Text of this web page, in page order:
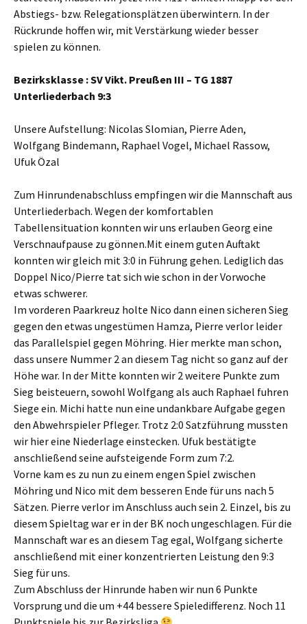
Abstiegs- bzw. Relegationsplätzen überwintern. In der
Rückrunde hoffen wir, mit Verstärkung wieder besser
spielen zu können.
Bezirksklasse : SV Vikt. Preußen III – TG 1887
Unterliederbach 9:3
Unsere Aufstellung: Nicolas Slomian, Pierre Aden,
Wolfgang Bindemann, Raphael Vogel, Michael Rassow,
Ufuk Özal
Zum Hinrundenabschluss empfingen wir die Mannschaft aus
Unterliederbach. Wegen der komfortablen
Tabellensituation konnten wir uns erlauben Georg eine
Verschnaufpause zu gönnen.Mit einem guten Auftakt
konnten wir gleich mit 3:0 in Führung gehen. Lediglich das
Doppel Nico/Pierre tat sich wie schon in der Vorwoche
etwas schwerer.
Im vorderen Paarkreuz holte Nico dann einen sicheren Sieg
gegen den etwas ungestümen Hamza, Pierre verlor leider
das Parallelspiel gegen Möhring. Hier merkte man schon,
dass unsere Nummer 2 an diesem Tag nicht so ganz auf der
Höhe war. In der Mitte konnten wir 2 weitere Punkte zum
Sieg beisteuern, sowohl Wolfgang als auch Raphael fuhren
Siege ein. Michi hatte nun eine undankbare Aufgabe gegen
den Abwehrspieler Pfleger. Trotz 2:0 Satzführung mussten
wir hier eine Niederlage einstecken. Ufuk bestätigte
anschließend seine aufsteigende Form zum 7:2.
Vorne kam es zu nun zu einem engen Spiel zwischen
Möhring und Nico mit dem besseren Ende für uns nach 5
Sätzen. Pierre verlor im Anschluss auch sein 2. Einzel, bis zu
diesem Spieltag war er in der BK noch ungeschlagen. Für die
Mannschaft war es an diesem Tag egal, Wolfgang sicherte
anschließend mit einer konzentrierten Leistung den 9:3
Sieg für uns.
Zum Abschluss der Hinrunde haben wir nun 6 Punkte
Vorsprung und die um +44 bessere Spieledifferenz. Noch 11